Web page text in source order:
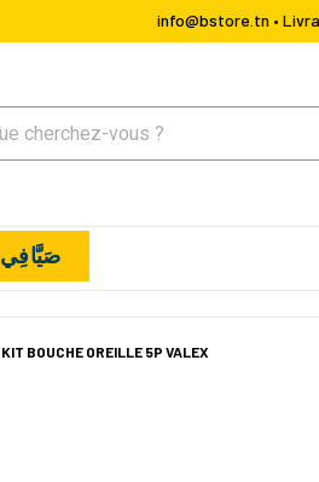
info@bstore.tn •
صَيَّافِي
KIT BOUCHE OREILLE 5P VALEX